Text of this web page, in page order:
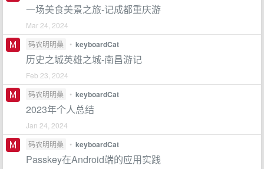
一场美食美景之旅-记成都重庆游
Mar 24, 2024
码农明明桑
• keyboardCat
历史之城英雄之城-南昌游记
Feb 23, 2024
码农明明桑
• keyboardCat
2023年个人总结
Jan 24, 2024
码农明明桑
• keyboardCat
Passkey在Android端的应用实践